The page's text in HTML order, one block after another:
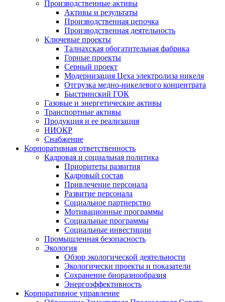
Производственные активы
Активы и результаты
Производственная цепочка
Производственная деятельность
Ключевые проекты
Талнахская обогатительная фабрика
Горные проекты
Серный проект
Модернизация Цеха электролиза никеля
Отгрузка медно-никелевого концентрата
Быстринский ГОК
Газовые и энергетические активы
Транспортные активы
Продукция и ее реализация
НИОКР
Снабжение
Корпоративная ответственность
Кадровая и социальная политика
Приоритеты развития
Кадровый состав
Привлечение персонала
Развитие персонала
Социальное партнерство
Мотивационные программы
Социальные программы
Социальные инвестиции
Промышленная безопасность
Экология
Обзор экологической деятельности
Экологически проекты и показатели
Сохранение биоразнообразия
Энергоэффективность
Корпоративное управление